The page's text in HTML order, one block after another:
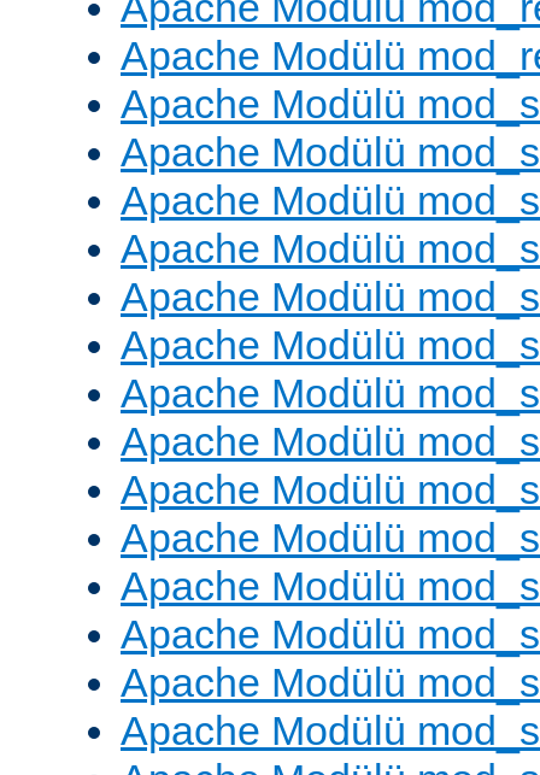
Apache Modülü
Apache Modülü
Apache Modülü
Apache Modülü
Apache Modülü
Apache Modülü
Apache Modülü
Apache Modülü
Apache Modülü
Apache Modülü
Apache Modülü
Apache Modülü
Apache Modülü
Apache Modülü
Apache Modülü